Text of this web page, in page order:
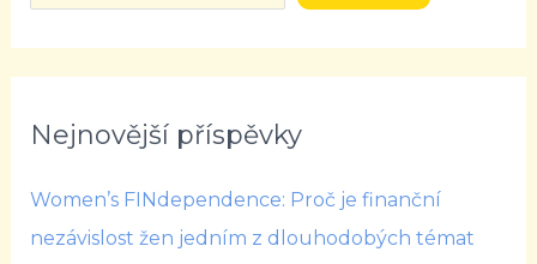
Nejnovější příspěvky
Women’s FINdependence: Proč je finanční
nezávislost žen jedním z dlouhodobých témat